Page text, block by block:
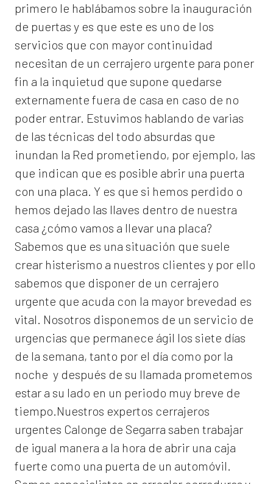
primero le hablábamos sobre la inauguración
de puertas y es que este es uno de los
servicios que con mayor continuidad
necesitan de un cerrajero urgente para poner
fin a la inquietud que supone quedarse
externamente fuera de casa en caso de no
poder entrar. Estuvimos hablando de varias
de las técnicas del todo absurdas que
inundan la Red prometiendo, por ejemplo, las
que indican que es posible abrir una puerta
con una placa. Y es que si hemos perdido o
hemos dejado las llaves dentro de nuestra
casa ¿cómo vamos a llevar una placa?
Sabemos que es una situación que suele
crear histerismo a nuestros clientes y por ello
sabemos que disponer de un cerrajero
urgente que acuda con la mayor brevedad es
vital. Nosotros disponemos de un servicio de
urgencias que permanece ágil los siete días
de la semana, tanto por el día como por la
noche y después de su llamada prometemos
estar a su lado en un periodo muy breve de
tiempo.Nuestros expertos cerrajeros
urgentes Calonge de Segarra saben trabajar
de igual manera a la hora de abrir una caja
fuerte como una puerta de un automóvil.